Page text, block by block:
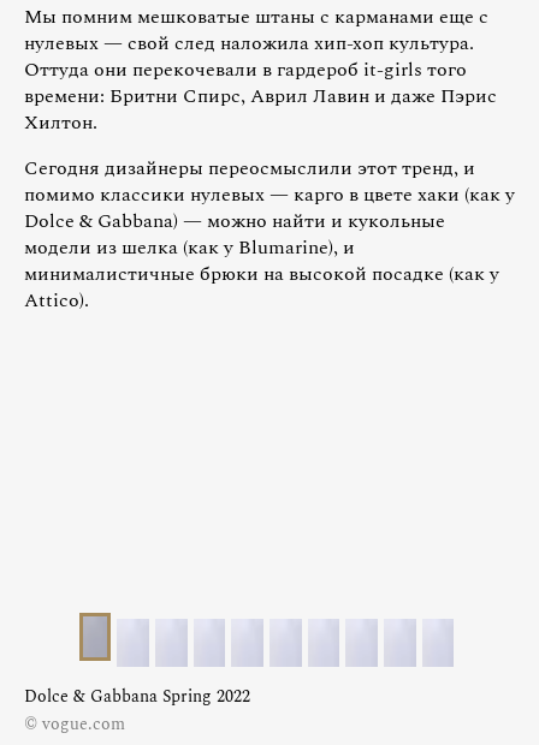
Мы помним мешковатые штаны с карманами еще с
нулевых — свой след наложила хип-хоп культура.
Оттуда они перекочевали в гардероб it-girls того
времени: Бритни Спирс, Аврил Лавин и даже Пэрис
Хилтон.
Сегодня дизайнеры переосмыслили этот тренд, и
помимо классики нулевых — карго в цвете хаки (как у
Dolce & Gabbana) — можно найти и кукольные
модели из шелка (как у Blumarine), и
минималистичные брюки на высокой посадке (как у
Attico).
Dolce & Gabbana Spring 2022
© vogue.com